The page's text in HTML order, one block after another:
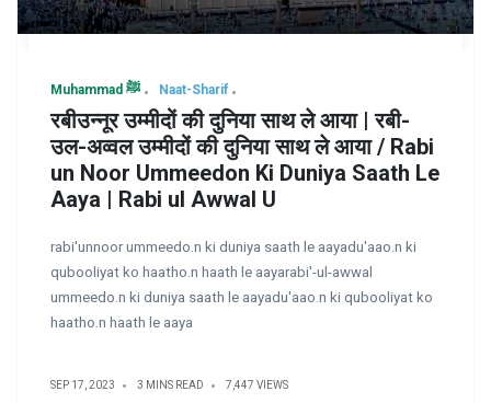
Muhammad ﷺ Naat-Sharif
रबीउन्नूर उम्मीदों की दुनिया साथ ले आया | रबी-
उल-अव्वल उम्मीदों की दुनिया साथ ले आया / Rabi
un Noor Ummeedon Ki Duniya Saath Le
Aaya | Rabi ul Awwal U
rabi'unnoor ummeedo.n ki duniya saath le aayadu'aao.n ki
qubooliyat ko haatho.n haath le aayarabi'-ul-awwal
ummeedo.n ki duniya saath le aayadu'aao.n ki qubooliyat ko
haatho.n haath le aaya
SEP 17, 2023 3 MINS READ 7,447 VIEWS